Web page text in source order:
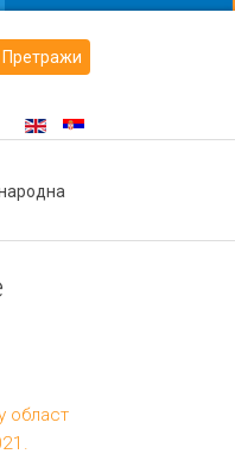
Претражи
област